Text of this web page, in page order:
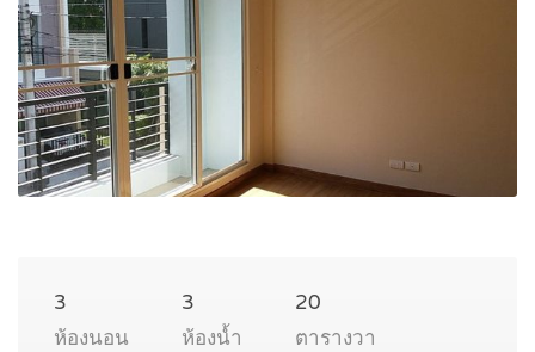
3
ห้องนอน
3
ห้องน้ำ
20
ตารางวา